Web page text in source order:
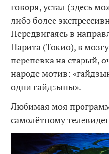
говоря, устал (здесь
либо более
Передвигаясь в
Нарита (Токио), в
перепевка на старый,
народе мотив:
одни гайдзыны».
Любимая моя
самолётному